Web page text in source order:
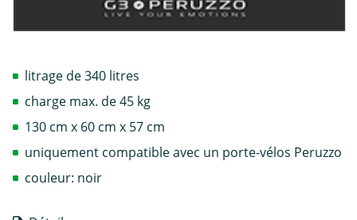
litrage de 340 litres
charge max. de 45 kg
130 cm x 60 cm x 57 cm
uniquement compatible avec un porte-vélos Peruzzo
couleur: noir